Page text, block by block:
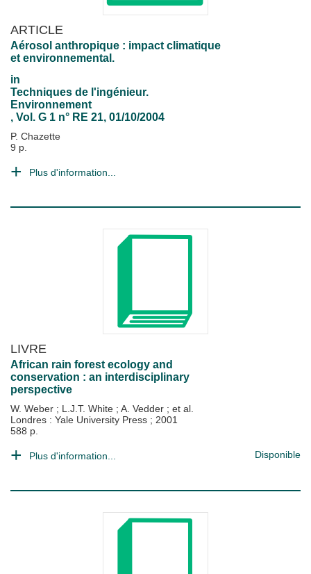
ARTICLE
Aérosol anthropique : impact climatique
et environnemental.
in
Techniques de l'ingénieur.
Environnement
, Vol. G 1 n° RE 21, 01/10/2004
P. Chazette
9 p.
Plus d'information...
LIVRE
African rain forest ecology and
conservation : an interdisciplinary
perspective
W. Weber ; L.J.T. White ; A. Vedder ; et al.
Londres : Yale University Press ; 2001
588 p.
Plus d'information... Disponible